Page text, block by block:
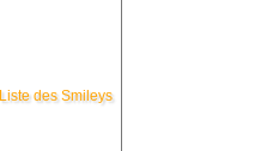
Liste des Smileys